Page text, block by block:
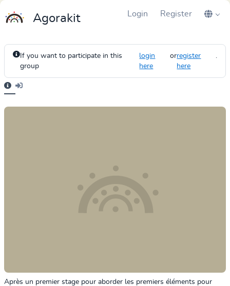
Agorakit Login Register
If you want to participate in this
group
login
here
orregister
here
.
Après un premier stage pour aborder les premiers éléments pour